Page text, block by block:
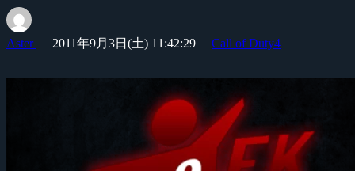
Aster 2011年9月3日(土) 11:42:29 Call of Duty4